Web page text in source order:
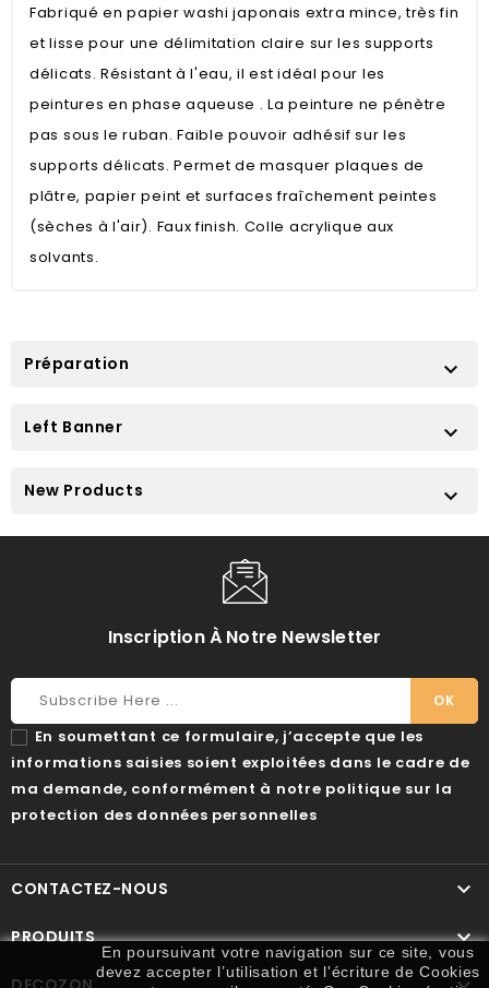
Fabriqué en papier washi japonais extra mince, très fin
et lisse pour une délimitation claire sur les supports
délicats. Résistant à l'eau, il est idéal pour les
peintures en phase aqueuse . La peinture ne pénètre
pas sous le ruban. Faible pouvoir adhésif sur les
supports délicats. Permet de masquer plaques de
plâtre, papier peint et surfaces fraîchement peintes
(sèches à l'air). Faux finish. Colle acrylique aux
solvants.
Préparation 
Left Banner 
New Products 
Inscription À Notre Newsletter
En soumettant ce formulaire, j’accepte que les
informations saisies soient exploitées dans le cadre de
ma demande, conformément à notre politique sur la
protection des données personnelles
CONTACTEZ-NOUS 
PRODUITS 
En poursuivant votre navigation sur ce site, vous
devez accepter l’utilisation et l'écriture de Cookies